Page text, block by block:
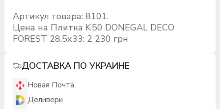
Артикул товара: 8101.
Цена на Плитка K·50 DONEGAL DECO
FOREST 28.5х33: 2 230 грн
ДОСТАВКА ПО УКРАИНЕ
Новая Почта
Деливери